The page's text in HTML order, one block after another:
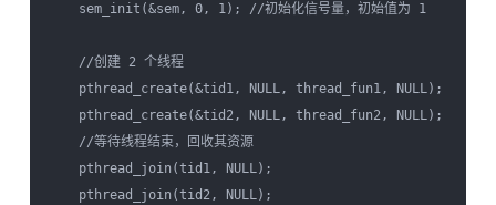
sem_init(&sem, 0, 1); //初始化信号量，初始值为 1
//创建 2 个线程
pthread_create(&tid1, NULL, thread_fun1, NULL);
pthread_create(&tid2, NULL, thread_fun2, NULL);
//等待线程结束，回收其资源
pthread_join(tid1, NULL);
pthread_join(tid2, NULL);